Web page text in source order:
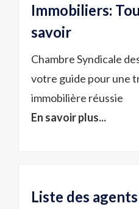
Immobiliers:
savoir
Chambre Syndicale
votre guide pour une
immobilière réussie
En savoir plus...
Liste des